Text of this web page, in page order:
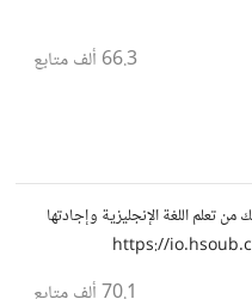
66.3 ألف متابع
مجتمع يساعد على توفير المصادر التي تمكنك من تعلم اللغة الإنجليزية وإجادتها